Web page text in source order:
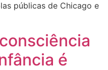
públicas de Chicago e
é